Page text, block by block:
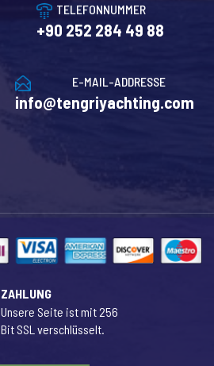
TELEFONNUMMER
+90 252 284 49 88
E-MAIL-ADDRESSE
info@tengriyachting.com
ZAHLUNG
Unsere Seite ist mit 256
Bit SSL verschlüsselt.